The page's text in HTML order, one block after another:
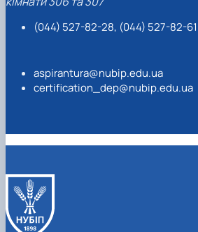
(044) 527-82-28, (044) 527-82-61
aspirantura@nubip.edu.ua
certification_dep@nubip.edu.ua